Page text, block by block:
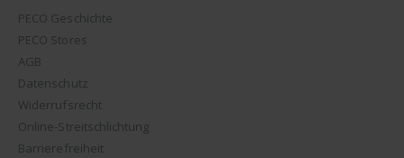
PECO Geschichte
PECO Stores
AGB
Datenschutz
Widerrufsrecht
Online-Streitschlichtung
Barrierefreiheit